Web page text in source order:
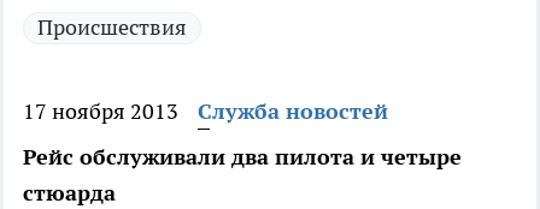
Происшествия
17 ноября 2013
Служба новостей
Рейс обслуживали два пилота и четыре
стюарда